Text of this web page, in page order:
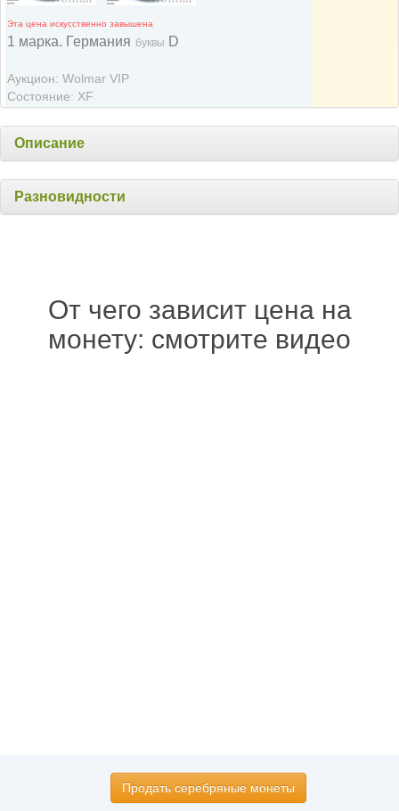
Эта цена искусственно завышена
1 марка. Германия буквы D
Аукцион: Wolmar VIP
Состояние: XF
Описание
Разновидности
От чего зависит цена на
монету: смотрите видео
Продать серебряные монеты